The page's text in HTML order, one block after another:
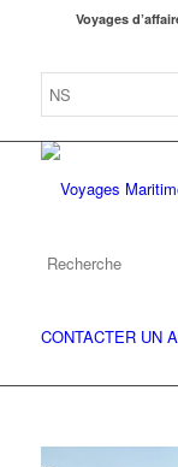
Voyages
CONTACTER UN